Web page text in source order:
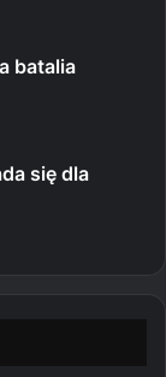
batalia
się dla